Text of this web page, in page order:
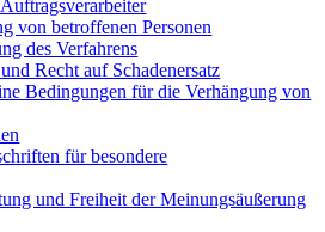
von betroffenen Personen
des Verfahrens
Recht auf Schadenersatz
Bedingungen für die Verhängung von
für besondere
und Freiheit der Meinungsäußerung